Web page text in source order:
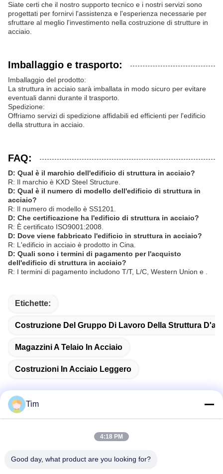
Siate certi che il nostro supporto tecnico e i nostri servizi sono
progettati per fornirvi l'assistenza e l'esperienza necessarie per
sfruttare al meglio l'investimento nella costruzione di strutture in
acciaio.
Imballaggio e trasporto:
Imballaggio del prodotto:
La struttura in acciaio sarà imballata in modo sicuro per evitare
eventuali danni durante il trasporto.
Spedizione:
Offriamo servizi di spedizione affidabili ed efficienti per l'edificio
della struttura in acciaio.
FAQ:
D: Qual è il marchio dell'edificio di struttura in acciaio?
R: Il marchio è KXD Steel Structure.
D: Qual è il numero di modello dell'edificio di struttura in
acciaio?
R: Il numero di modello è SS1201.
D: Che certificazione ha l'edificio di struttura in acciaio?
R: È certificato ISO9001:2008.
D: Dove viene fabbricato l'edificio in struttura in acciaio?
R: L'edificio in acciaio è prodotto in Cina.
D: Quali sono i termini di pagamento per l'acquisto
dell'edificio di struttura in acciaio?
R: I termini di pagamento includono T/T, L/C, Western Union e .
Etichette:
Costruzione Del Gruppo Di Lavoro Della Struttura
Magazzini A Telaio In Acciaio
Costruzioni In Acciaio Leggero
Indirizzo
Tim
4:18 PM
Good day, what product are you looking for?